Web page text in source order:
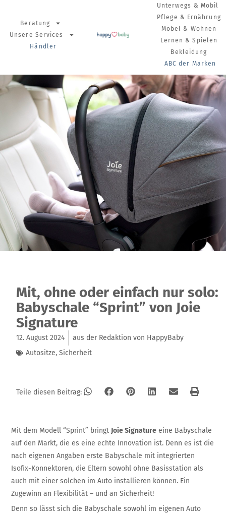
Beratung
Unsere Services
Händler
Unterwegs & Mobil
Pflege & Ernährung
Möbel & Wohnen
Lernen & Spielen
Bekleidung
ABC der Marken
Mit, ohne oder einfach nur solo:
Babyschale “Sprint” von Joie
Signature
12. August 2024
aus der Redaktion von HappyBaby
Autositze,Sicherheit
Teile diesen Beitrag:
Mit dem Modell “Sprint” bringtJoie Signature eine Babyschale
auf den Markt, die es eine echte Innovation ist. Denn es ist die
nach eigenen Angaben erste Babyschale mit integrierten
Isofix-Konnektoren, die Eltern sowohl ohne Basisstation als
auch mit einer solchen im Auto installieren können. Ein
Zugewinn an Flexibilität – und an Sicherheit!
Denn so lässt sich die Babyschale sowohl im eigenen Auto